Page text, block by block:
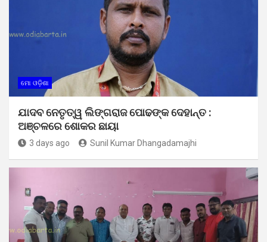
ମୋ ଓଡ଼ିଶା
ଯାଦବ ନେତୃତ୍ୱ ଲିଙ୍ଗରାଜ ପୋଢଙ୍କ ଦେହାନ୍ତ :
ଅଞ୍ଚଳରେ ଶୋକର ଛାୟା
3 days ago Sunil Kumar Dhangadamajhi